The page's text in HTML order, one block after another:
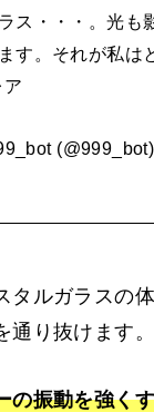
ス・・・。光も
す。それが私は
(@999_bot)
タルガラスの
通り抜けます。
の振動を強く